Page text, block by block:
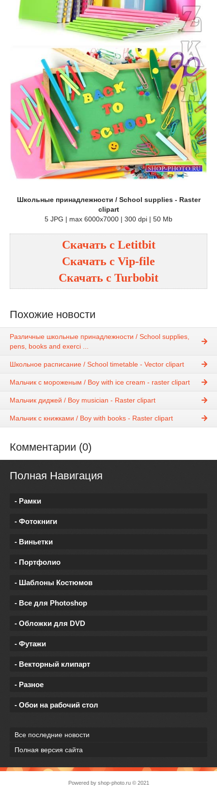
Школьные принадлежности / School supplies - Raster
clipart
5 JPG | max 6000x7000 | 300 dpi | 50 Mb
Скачать с Letitbit
Скачать с Vip-file
Скачать с Turbobit
Похожие новости
Различные школьные принадлежности / School supplies,
pens, books and exerci ...
Школьное расписание / School timetable - Vector clipart
Мальчик с мороженым / Boy with ice cream - raster clipart
Мальчик диджей / Boy musician - Raster clipart
Мальчик с книжками / Boy with books - Raster clipart
Комментарии (0)
Полная Навигация
- Рамки
- Фотокниги
- Виньетки
- Портфолио
- Шаблоны Костюмов
- Все для Photoshop
- Обложки для DVD
- Футажи
- Векторный клипарт
- Разное
- Обои на рабочий стол
Все последние новости
Полная версия сайта
Powered by shop-photo.ru© 2021